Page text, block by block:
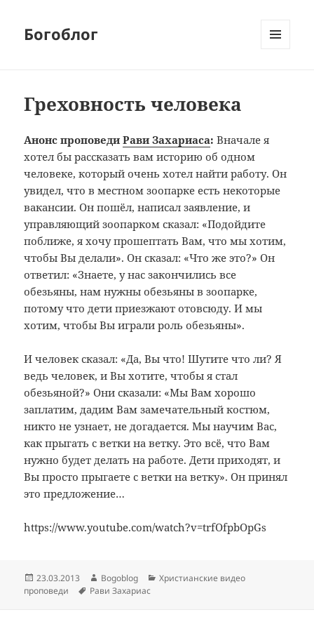
Богоблог
Греховность человека
Анонс проповедиРави Захариаса: Вначале я
хотел бы рассказать вам историю об одном
человеке, который очень хотел найти работу. Он
увидел, что в местном зоопарке есть некоторые
вакансии. Он пошёл, написал заявление, и
управляющий зоопарком сказал: «Подойдите
поближе, я хочу прошептать Вам, что мы хотим,
чтобы Вы делали». Он сказал: «Что же это?» Он
ответил: «Знаете, у нас закончились все
обезьяны, нам нужны обезьяны в зоопарке,
потому что дети приезжают отовсюду. И мы
хотим, чтобы Вы играли роль обезьяны».
И человек сказал: «Да, Вы что! Шутите что ли? Я
ведь человек, и Вы хотите, чтобы я стал
обезьяной?» Они сказали: «Мы Вам хорошо
заплатим, дадим Вам замечательный костюм,
никто не узнает, не догадается. Мы научим Вас,
как прыгать с ветки на ветку. Это всё, что Вам
нужно будет делать на работе. Дети приходят, и
Вы просто прыгаете с ветки на ветку». Он принял
это предложение…
https://www.youtube.com/watch?v=trfOfpbOpGs
Опубликовано
23.03.2013 Автор
Bogoblog Рубрики
Христианские видео
проповеди
Метки
Рави Захариас